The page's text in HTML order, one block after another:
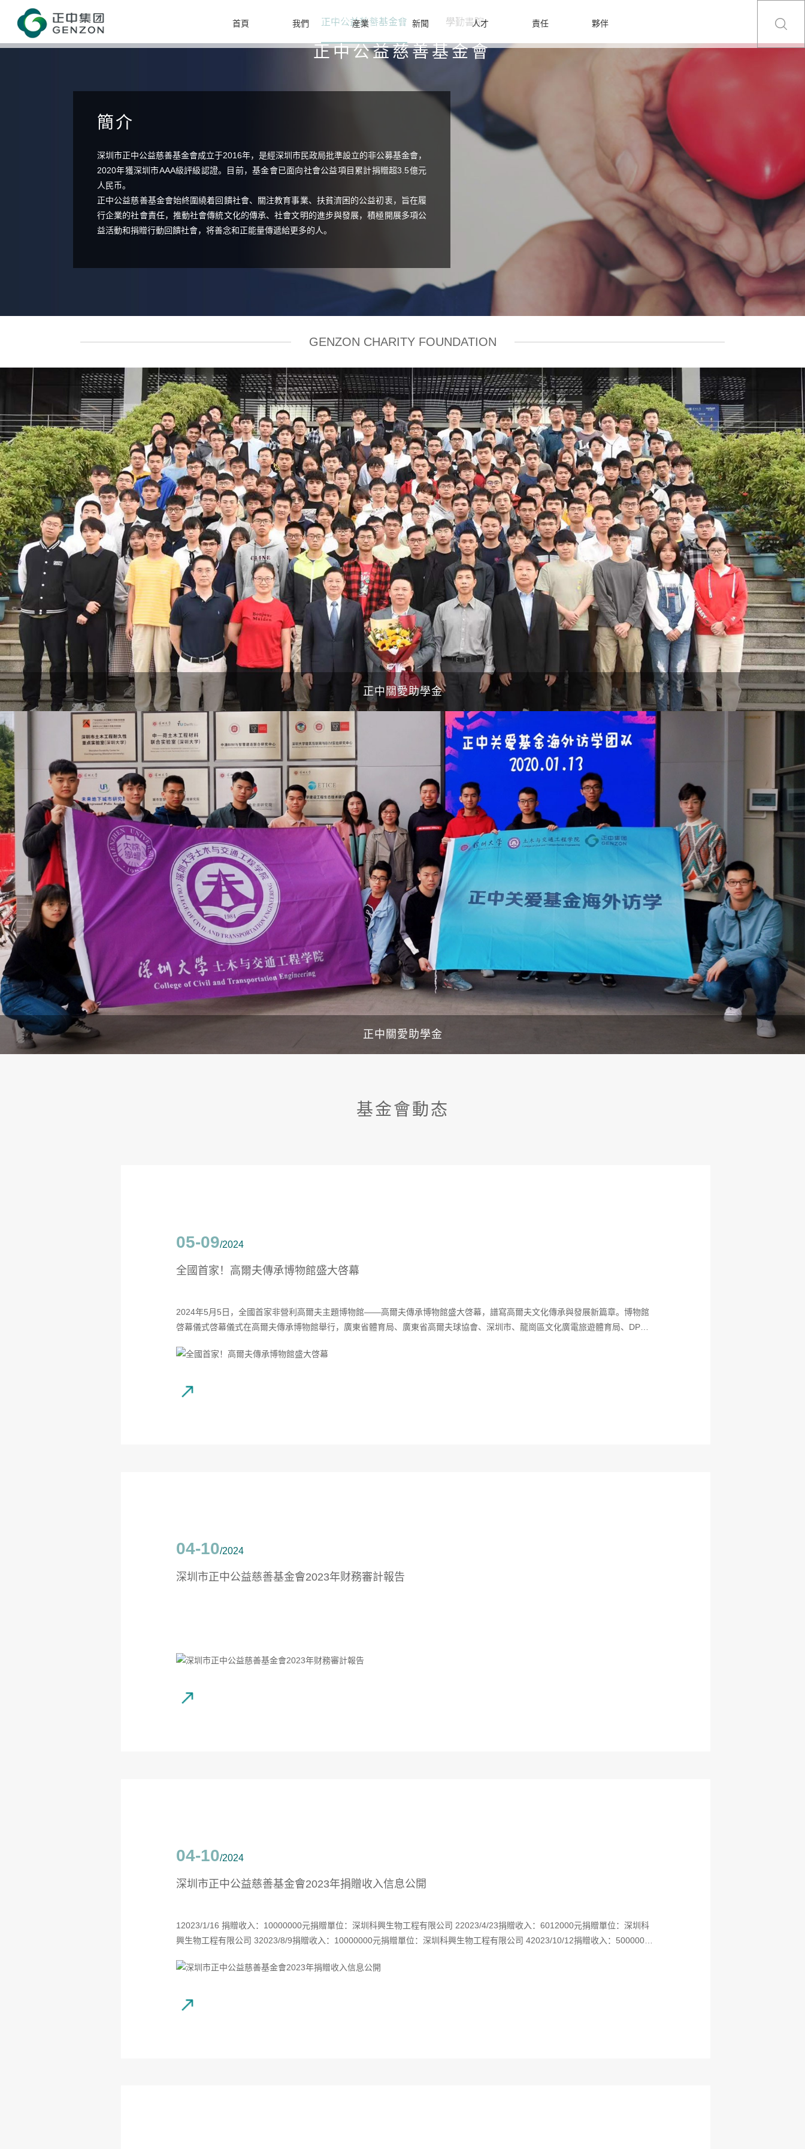
首頁 我們 産業 新聞 人才 責任 夥伴
正中公益慈善基金會
正中公益慈善基金會 學勤書院
簡介
深圳市正中公益慈善基金會成立于2016年，是經深圳市民政局批準設立的非公募基金會，
2020年獲深圳市AAA級評級認證。目前，基金會已面向社會公益項目累計捐贈超3.5億元
人民币。
正中公益慈善基金會始終圍繞着回饋社會、關注教育事業、扶貧濟困的公益初衷，旨在履
行企業的社會責任，推動社會傳統文化的傳承、社會文明的進步與發展，積極開展多項公
益活動和捐贈行動回饋社會，将善念和正能量傳遞給更多的人。
GENZON CHARITY FOUNDATION
正中關愛助學金
正中關愛助學金
基金會動态
05-09/2024
全國首家！高爾夫傳承博物館盛大啓幕
2024年5月5日，全國首家非營利高爾夫主題博物館——高爾夫傳承博物館盛大啓幕，譜寫高爾夫文化傳承與發展新篇章。博物館
啓幕儀式啓幕儀式在高爾夫傳承博物館舉行，廣東省體育局、廣東省高爾夫球協會、深圳市、龍崗區文化廣電旅遊體育局、DP世
04-10/2024
深圳市正中公益慈善基金會2023年财務審計報告
04-10/2024
深圳市正中公益慈善基金會2023年捐贈收入信息公開
12023/1/16 捐贈收入：10000000元捐贈單位：深圳科興生物工程有限公司 22023/4/23捐贈收入：6012000元捐贈單位：深圳科
興生物工程有限公司 32023/8/9捐贈收入：10000000元捐贈單位：深圳科興生物工程有限公司 42023/10/12捐贈收入：5000000